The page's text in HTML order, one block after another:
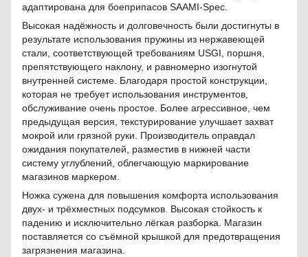
адаптирована для боеприпасов SAAMI-Spec.
Высокая надёжность и долговечность были достигнуты в
результате использования пружины из нержавеющей
стали, соответствующей требованиям USGI, поршня,
препятствующего наклону, и равномерно изогнутой
внутренней системе. Благодаря простой конструкции,
которая не требует использования инструментов,
обслуживание очень простое. Более агрессивное, чем
предыдущая версия, текстурирование улучшает захват
мокрой или грязной руки. Производитель оправдал
ожидания покупателей, разместив в нижней части
систему углублений, облегчающую маркирование
магазинов маркером.
Ножка сужена для повышения комфорта использования
двух- и трёхместных подсумков. Высокая стойкость к
падению и исключительно лёгкая разборка. Магазин
поставляется со съёмной крышкой для предотвращения
загрязнения магазина.